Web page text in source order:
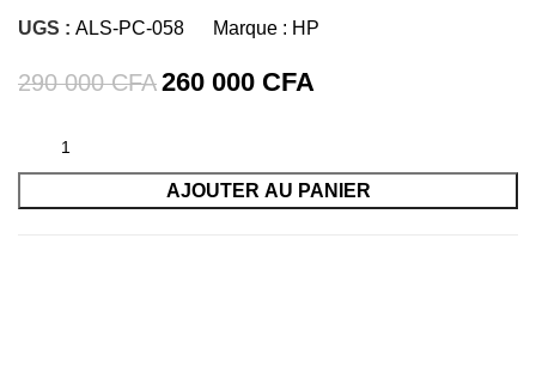
UGS : ALS-PC-058 Marque : HP
290 000CFA260 000 CFA
AJOUTER AU PANIER